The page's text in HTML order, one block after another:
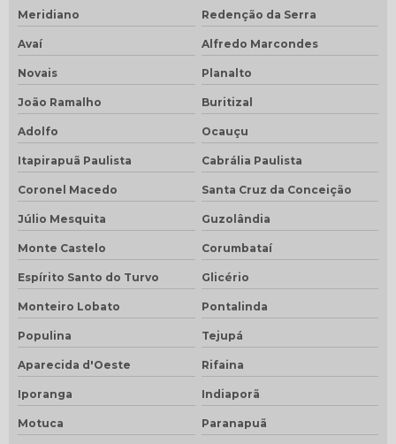
Meridiano Redenção da Serra
Avaí Alfredo Marcondes
Novais Planalto
João Ramalho Buritizal
Adolfo Ocauçu
Itapirapuã Paulista Cabrália Paulista
Coronel Macedo Santa Cruz da Conceição
Júlio Mesquita Guzolândia
Monte Castelo Corumbataí
Espírito Santo do Turvo Glicério
Monteiro Lobato Pontalinda
Populina Tejupá
Aparecida d'Oeste Rifaina
Iporanga Indiaporã
Motuca Paranapuã